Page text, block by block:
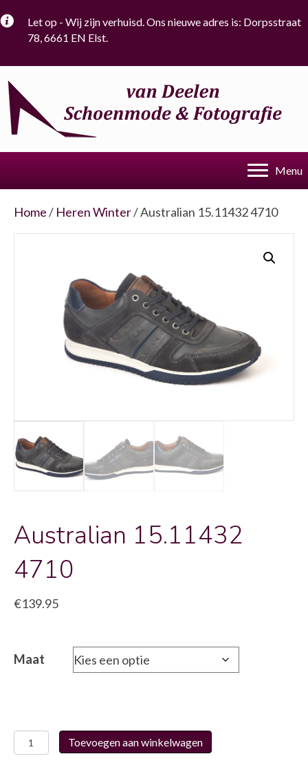
Let op - Wij zijn verhuisd. Ons nieuwe adres is: Dorpsstraat
78, 6661 EN Elst.
Menu
Home/ Heren Winter/ Australian 15.11432 4710
Australian 15.11432
4710
€139.95
Maat
Australian
15.11432
Toevoegen aan winkelwagen